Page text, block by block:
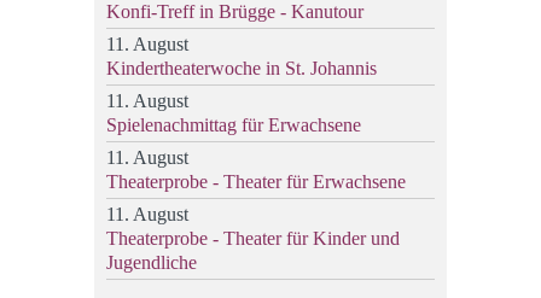
Konfi-Treff in Brügge - Kanutour
11. August
Kindertheaterwoche in St. Johannis
11. August
Spielenachmittag für Erwachsene
11. August
Theaterprobe - Theater für Erwachsene
11. August
Theaterprobe - Theater für Kinder und
Jugendliche